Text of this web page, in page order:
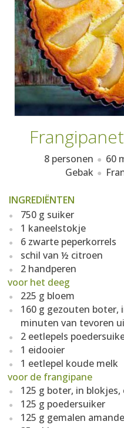
8 personen 60
Gebak
INGREDIËNTEN
750 g suiker
1 kaneelstokje
6 zwarte peperkorrels
schil van ½ citroen
2 handperen
voor het deeg
225 g bloem
160 g gezouten boter,
minuten van tevoren
2 eetlepels
1 eidooier
1 eetlepel koude melk
voor de frangipane
125 g boter, in
125 g poedersuiker
125 g gemalen